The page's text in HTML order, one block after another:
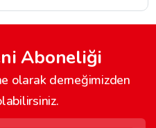
Aboneliği
olarak derneğimizden